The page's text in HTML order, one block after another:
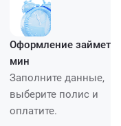
Оформление займет
мин
Заполните данные,
выберите полис и
оплатите.